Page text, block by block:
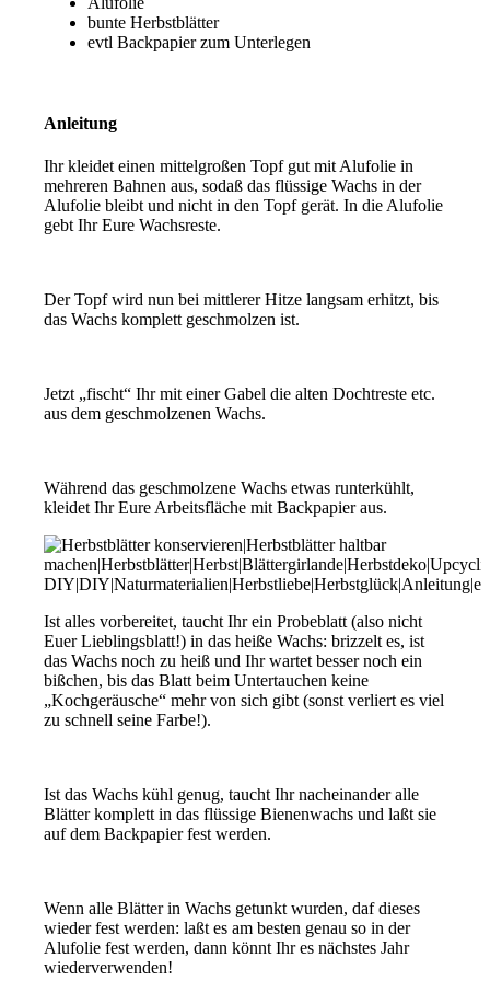
bunte Herbstblätter
evtl Backpapier zum Unterlegen
Anleitung
Ihr kleidet einen mittelgroßen Topf gut mit Alufolie in
mehreren Bahnen aus, sodaß das flüssige Wachs in der
Alufolie bleibt und nicht in den Topf gerät. In die Alufolie
gebt Ihr Eure Wachsreste.
Der Topf wird nun bei mittlerer Hitze langsam erhitzt, bis
das Wachs komplett geschmolzen ist.
Jetzt „fischt“ Ihr mit einer Gabel die alten Dochtreste etc.
aus dem geschmolzenen Wachs.
Während das geschmolzene Wachs etwas runterkühlt,
kleidet Ihr Eure Arbeitsfläche mit Backpapier aus.
Ist alles vorbereitet, taucht Ihr ein Probeblatt (also nicht
Euer Lieblingsblatt!) in das heiße Wachs: brizzelt es, ist
das Wachs noch zu heiß und Ihr wartet besser noch ein
bißchen, bis das Blatt beim Untertauchen keine
„Kochgeräusche“ mehr von sich gibt (sonst verliert es viel
zu schnell seine Farbe!).
Ist das Wachs kühl genug, taucht Ihr nacheinander alle
Blätter komplett in das flüssige Bienenwachs und laßt sie
auf dem Backpapier fest werden.
Wenn alle Blätter in Wachs getunkt wurden, daf dieses
wieder fest werden: laßt es am besten genau so in der
Alufolie fest werden, dann könnt Ihr es nächstes Jahr
wiederverwenden!